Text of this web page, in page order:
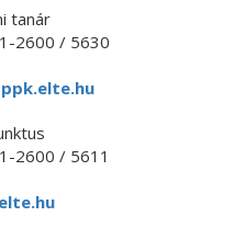
tanár
2600 / 5630
2600 / 5611